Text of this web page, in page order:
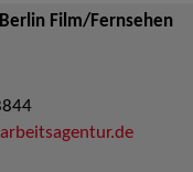
Film/Fernsehen